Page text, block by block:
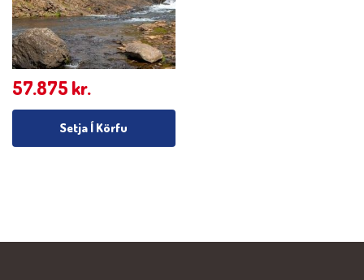
57.875 kr.
Setja Í Körfu